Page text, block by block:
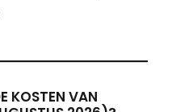
KOSTEN VAN